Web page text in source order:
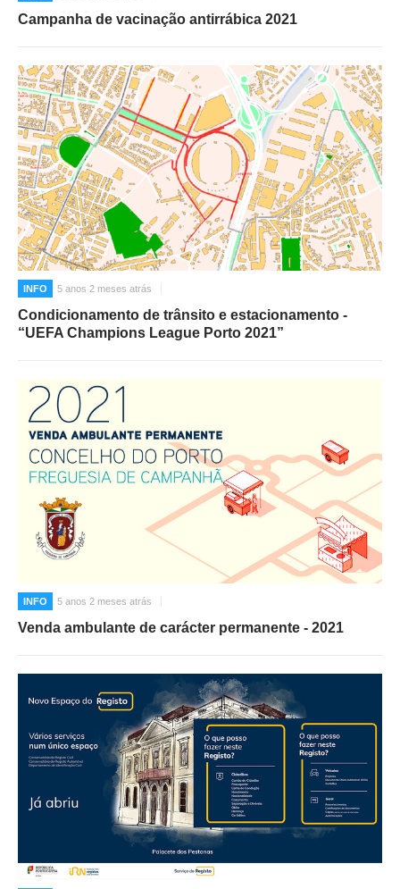
Campanha de vacinação antirrábica 2021
INFO 5 anos 2 meses atrás
Condicionamento de trânsito e estacionamento -
“UEFA Champions League Porto 2021”
INFO 5 anos 2 meses atrás
Venda ambulante de carácter permanente - 2021